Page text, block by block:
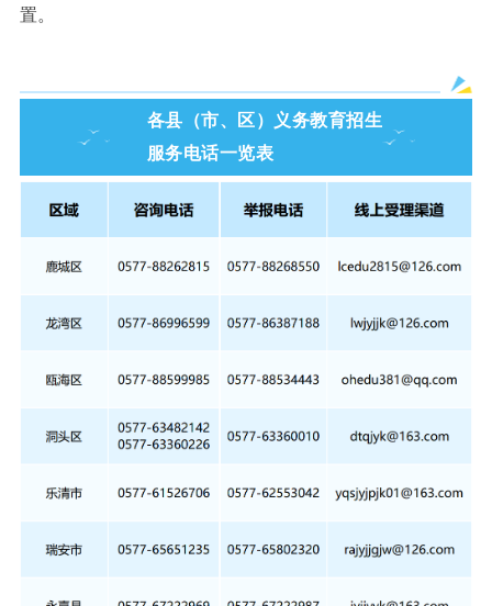
置。
各县（市、区）义务教育招生
服务电话一览表